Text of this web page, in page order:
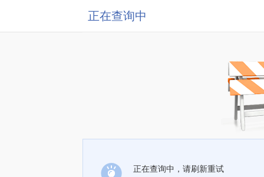
正在查询中
正在查询中，请刷新重试